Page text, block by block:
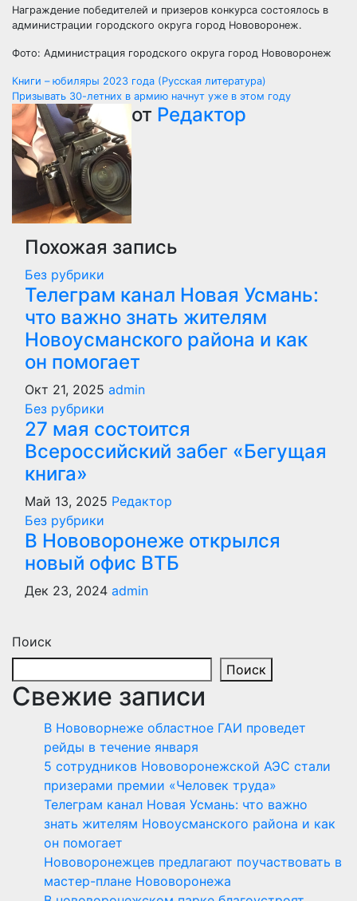
Награждение победителей и призеров конкурса состоялось в
администрации городского округа город Нововоронеж.
Фото: Администрация городского округа город Нововоронеж
Навигация
по
записям
Книги – юбиляры 2023 года (Русская литература)
Призывать 30-летних в армию начнут уже в этом году
от Редактор
Похожая запись
Без рубрики
Телеграм канал Новая Усмань:
что важно знать жителям
Новоусманского района и как
он помогает
Окт 21, 2025 admin
Без рубрики
27 мая состоится
Всероссийский забег «Бегущая
книга»
Май 13, 2025 Редактор
Без рубрики
В Нововоронеже открылся
новый офис ВТБ
Дек 23, 2024 admin
Поиск
Поиск
Свежие записи
В Нововорнеже областное ГАИ проведет
рейды в течение января
5 сотрудников Нововоронежской АЭС стали
призерами премии «Человек труда»
Телеграм канал Новая Усмань: что важно
знать жителям Новоусманского района и как
он помогает
Нововоронежцев предлагают поучаствовать в
мастер-плане Нововоронежа